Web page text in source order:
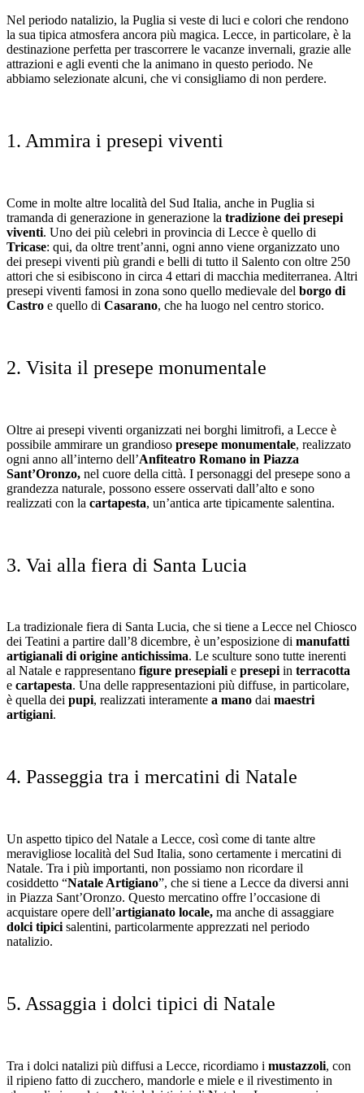
Salta
al
contenuto
Nel periodo natalizio, la Puglia si veste di luci e colori che rendono
la sua tipica atmosfera ancora più magica. Lecce, in particolare, è la
destinazione perfetta per trascorrere le vacanze invernali, grazie alle
attrazioni e agli eventi che la animano in questo periodo. Ne
abbiamo selezionate alcuni, che vi consigliamo di non perdere.
1. Ammira i presepi viventi
Come in molte altre località del Sud Italia, anche in Puglia si
tramanda di generazione in generazione la tradizione dei presepi
viventi. Uno dei più celebri in provincia di Lecce è quello di
Tricase: qui, da oltre trent’anni, ogni anno viene organizzato uno
dei presepi viventi più grandi e belli di tutto il Salento con oltre 250
attori che si esibiscono in circa 4 ettari di macchia mediterranea. Altri
presepi viventi famosi in zona sono quello medievale del borgo di
Castro e quello di Casarano, che ha luogo nel centro storico.
2. Visita il presepe monumentale
Oltre ai presepi viventi organizzati nei borghi limitrofi, a Lecce è
possibile ammirare un grandioso presepe monumentale, realizzato
ogni anno all’interno dell’Anfiteatro Romano in Piazza
Sant’Oronzo, nel cuore della città. I personaggi del presepe sono a
grandezza naturale, possono essere osservati dall’alto e sono
realizzati con la cartapesta, un’antica arte tipicamente salentina.
3. Vai alla fiera di Santa Lucia
La tradizionale fiera di Santa Lucia, che si tiene a Lecce nel Chiosco
dei Teatini a partire dall’8 dicembre, è un’esposizione di manufatti
artigianali di origine antichissima. Le sculture sono tutte inerenti
al Natale e rappresentano figure presepialie presepiin terracotta
e cartapesta. Una delle rappresentazioni più diffuse, in particolare,
è quella dei pupi, realizzati interamente a mano dai maestri
artigiani.
4. Passeggia tra i mercatini di Natale
Un aspetto tipico del Natale a Lecce, così come di tante altre
meravigliose località del Sud Italia, sono certamente i mercatini di
Natale. Tra i più importanti, non possiamo non ricordare il
cosiddetto “Natale Artigiano”, che si tiene a Lecce da diversi anni
in Piazza Sant’Oronzo. Questo mercatino offre l’occasione di
acquistare opere dell’artigianato locale, ma anche di assaggiare
dolci tipici salentini, particolarmente apprezzati nel periodo
natalizio.
5. Assaggia i dolci tipici di Natale
Tra i dolci natalizi più diffusi a Lecce, ricordiamo i mustazzoli, con
il ripieno fatto di zucchero, mandorle e miele e il rivestimento in